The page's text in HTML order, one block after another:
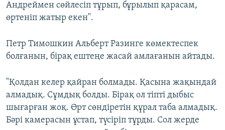
Андреймен сөйлесіп тұрып, бұрылып қарасам,
өртеніп жатыр екен".
Петр Тимошкин Альберт Разинге көмектеспек
болғанын, бірақ ештеңе жасай амлағанын айтады.
"Қолдан келер қайран болмады. Қасына жақындай
алмадық. Сұмдық болды. Бірақ ол тіпті дыбыс
шығарған жоқ. Өрт сөндіретін құрал таба алмадық.
Бәрі камерасын ұстап, түсіріп тұрды. Сол жерде